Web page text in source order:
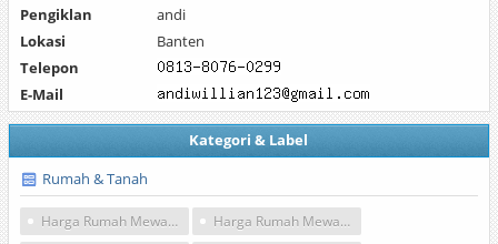
Pengiklan
andi
Lokasi
Banten
Telepon
E-Mail
Kategori & Label
Rumah & Tanah
Harga Rumah Mewah Minimalis Tangerang
Harga Rumah Mewah Minimalis Tingkat Tangerang